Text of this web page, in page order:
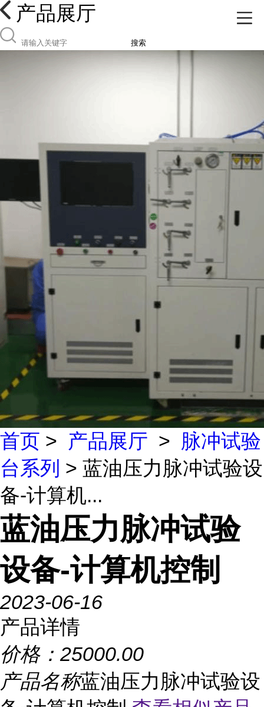
产品展厅
搜索
首页 > 产品展厅 > 脉冲试验
台系列 > 蓝油压力脉冲试验设
备-计算机...
蓝油压力脉冲试验
设备-计算机控制
2023-06-16
产品详情
价格： 25000.00
产品名称蓝油压力脉冲试验设